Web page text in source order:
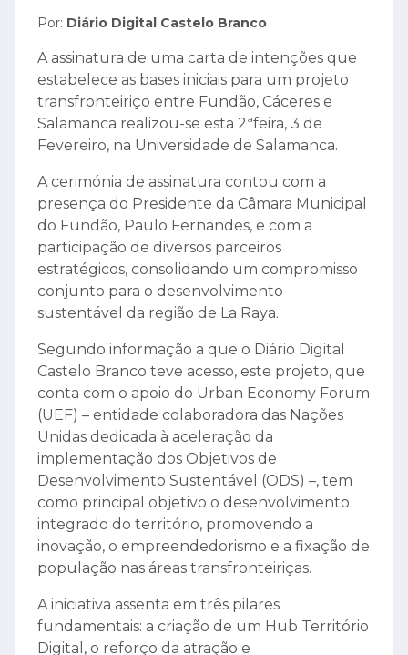
Por: Diário Digital Castelo Branco
A assinatura de uma carta de intenções que
estabelece as bases iniciais para um projeto
transfronteiriço entre Fundão, Cáceres e
Salamanca realizou-se esta 2ªfeira, 3 de
Fevereiro, na Universidade de Salamanca.
A cerimónia de assinatura contou com a
presença do Presidente da Câmara Municipal
do Fundão, Paulo Fernandes, e com a
participação de diversos parceiros
estratégicos, consolidando um compromisso
conjunto para o desenvolvimento
sustentável da região de La Raya.
Segundo informação a que o Diário Digital
Castelo Branco teve acesso, este projeto, que
conta com o apoio do Urban Economy Forum
(UEF) – entidade colaboradora das Nações
Unidas dedicada à aceleração da
implementação dos Objetivos de
Desenvolvimento Sustentável (ODS) –, tem
como principal objetivo o desenvolvimento
integrado do território, promovendo a
inovação, o empreendedorismo e a fixação de
população nas áreas transfronteiriças.
A iniciativa assenta em três pilares
fundamentais: a criação de um Hub Território
Digital, o reforço da atração e